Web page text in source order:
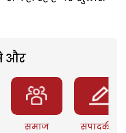
और
समाज संपादकीय